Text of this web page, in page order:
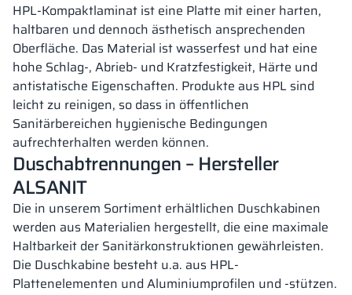
HPL-Kompaktlaminat ist eine Platte mit einer harten,
haltbaren und dennoch ästhetisch ansprechenden
Oberfläche. Das Material ist wasserfest und hat eine
hohe Schlag-, Abrieb- und Kratzfestigkeit, Härte und
antistatische Eigenschaften. Produkte aus HPL sind
leicht zu reinigen, so dass in öffentlichen
Sanitärbereichen hygienische Bedingungen
aufrechterhalten werden können.
Duschabtrennungen – Hersteller
ALSANIT
Die in unserem Sortiment erhältlichen Duschkabinen
werden aus Materialien hergestellt, die eine maximale
Haltbarkeit der Sanitärkonstruktionen gewährleisten.
Die Duschkabine besteht u.a. aus HPL-
Plattenelementen und Aluminiumprofilen und -stützen.